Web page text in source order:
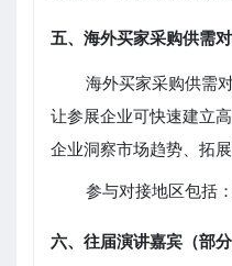
五、海外买家采购供需
海外买家采购供需
让参展企业可快速建立
企业洞察市场趋势、拓展
参与对接地区包括
六、往届演讲嘉宾（部分